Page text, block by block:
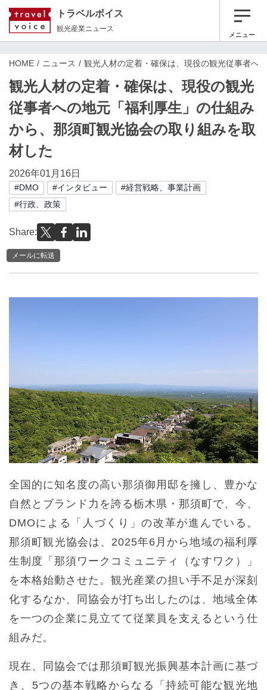
トラベルボイス
観光産業ニュース
メニュー
HOME ニュース 観光人材の定着・確保は、現役の観光従事者へ
観光人材の定着・確保は、現役の観光
従事者への地元「福利厚生」の仕組み
から、那須町観光協会の取り組みを取
材した
2026年01月16日
#DMO #インタビュー
#経営戦略、事業計画
#行政、政策
Share:
メールに転送
全国的に知名度の高い那須御用邸を擁し、豊かな
自然とブランド力を誇る栃木県・那須町で、今、
DMOによる「人づくり」の改革が進んでいる。
那須町観光協会は、2025年6月から地域の福利厚
生制度「那須ワークコミュニティ（なすワク）」
を本格始動させた。観光産業の担い手不足が深刻
化するなか、同協会が打ち出したのは、地域全体
を一つの企業に見立てて従業員を支えるという仕
組みだ。
現在、同協会では那須町観光振興基本計画に基づ
き、5つの基本戦略からなる「持続可能な観光地